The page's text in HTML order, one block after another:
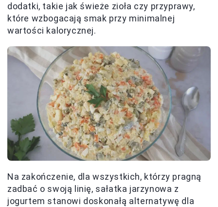
dodatki, takie jak świeże zioła czy przyprawy,
które wzbogacają smak przy minimalnej
wartości kalorycznej.
Na zakończenie, dla wszystkich, którzy pragną
zadbać o swoją linię, sałatka jarzynowa z
jogurtem stanowi doskonałą alternatywę dla